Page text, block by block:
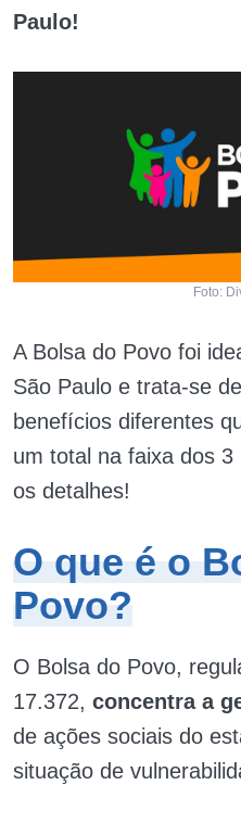
Paulo!
Foto:
A Bolsa do Povo foi
São Paulo e trata-se
benefícios diferentes
um total na faixa dos
os detalhes!
O que é o
Povo?
O Bolsa do Povo,
17.372, concentra a
de ações sociais do
situação de